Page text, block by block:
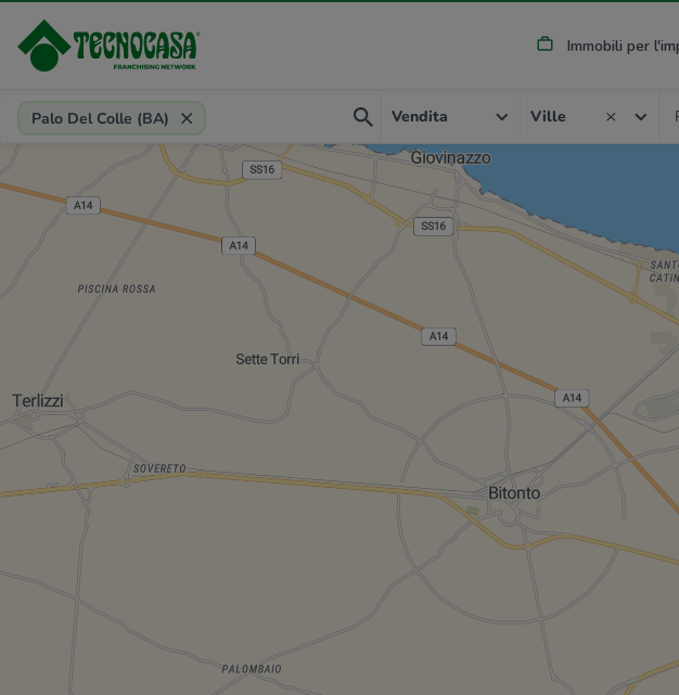
Immobili per
Provincia, comune, zona, riferimento
Palo Del Colle (BA) Vendita Ville